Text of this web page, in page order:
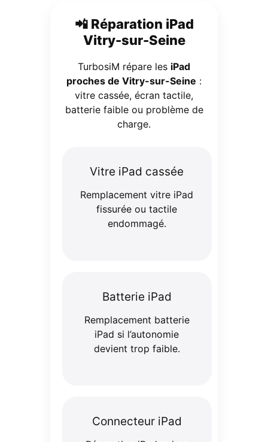
📲 Réparation iPad
Vitry-sur-Seine
TurbosiM répare les iPad
proches de Vitry-sur-Seine :
vitre cassée, écran tactile,
batterie faible ou problème de
charge.
Vitre iPad cassée
Remplacement vitre iPad
fissurée ou tactile
endommagé.
Batterie iPad
Remplacement batterie
iPad si l’autonomie
devient trop faible.
Connecteur iPad